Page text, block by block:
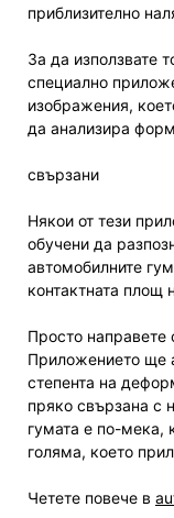
приблизително
За да използвате
специално
изображения,
да анализира
свързани
Някои от тези
обучени да
автомобилните
контактната площ
Просто направете
Приложението ще
степента на
пряко свързана с
гумата е по-мека,
голяма, което
Четете повече в